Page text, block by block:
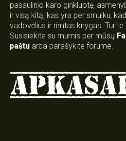
pasaulinio karo ginkluotę,
ir visą kitą, kas yra per smulku,
vadovėlius ir rimtas knygas.
Susisiekite su mumis per mūsų
paštu arba parašykite forume.